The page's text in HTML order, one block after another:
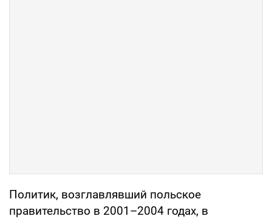
Политик, возглавлявший польское
правительство в 2001–2004 годах, в